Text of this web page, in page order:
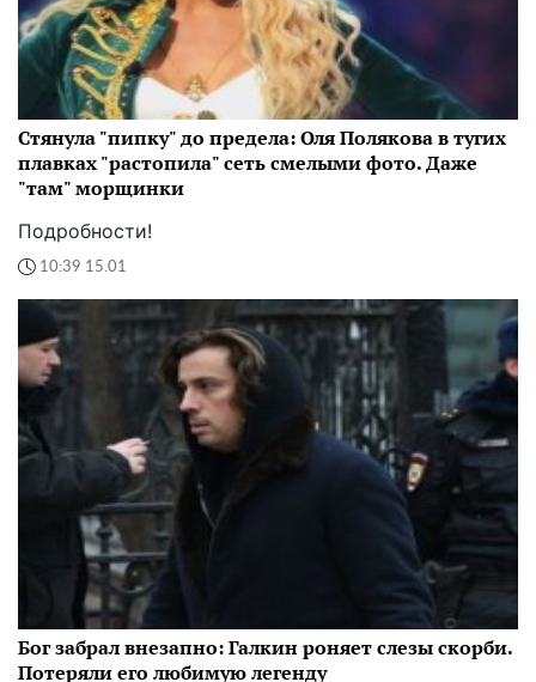
Стянула "пипку" до предела: Оля Полякова в тугих
плавках "растопила" сеть смелыми фото. Даже
"там" морщинки
Подробности!
10:39 15.01
Бог забрал внезапно: Галкин роняет слезы скорби.
Потеряли его любимую легенду